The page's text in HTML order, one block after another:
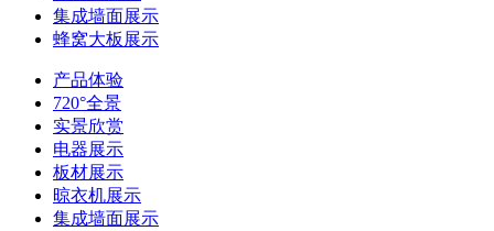
集成墙面展示
蜂窝大板展示
产品体验
720°全景
实景欣赏
电器展示
板材展示
晾衣机展示
集成墙面展示